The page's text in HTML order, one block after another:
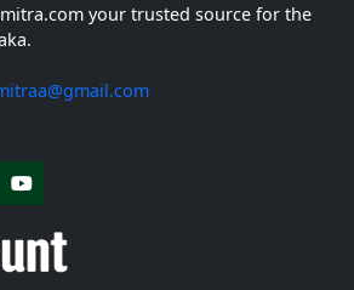
your trusted source for the